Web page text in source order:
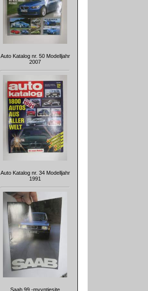
Auto Katalog nr. 50 Modelljahr
2007
Auto Katalog nr. 34 Modelljahr
1991
Saab 99 -myyntiesite